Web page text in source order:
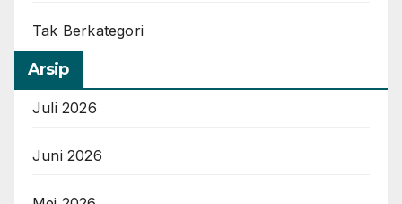
Tak Berkategori
Arsip
Juli 2026
Juni 2026